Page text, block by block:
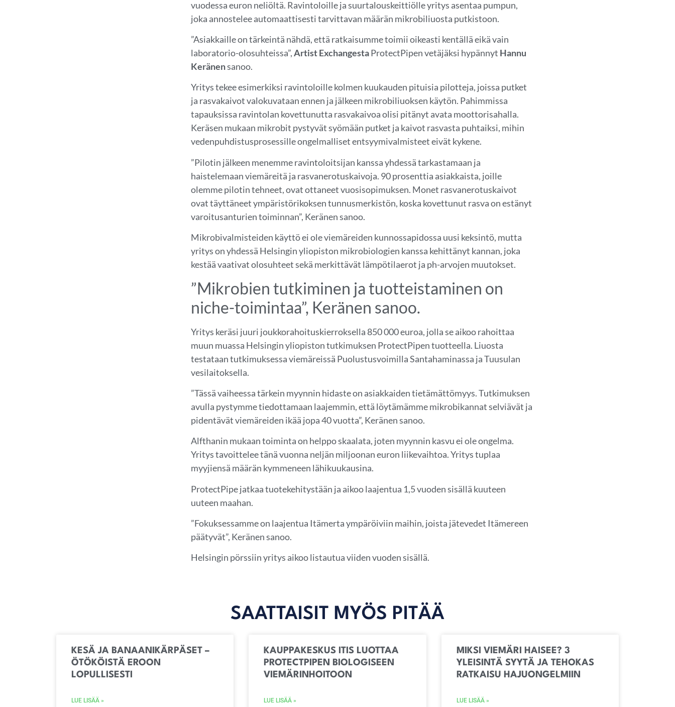
vuodessa euron neliöltä. Ravintoloille ja suurtalouskeittiölle yritys asentaa pumpun,
joka annostelee automaattisesti tarvittavan määrän mik­robiliuosta putkistoon.
”Asiakkaille on tärkeintä nähdä, että ratkaisumme toimii oikeasti kentällä eikä vain
laboratorio-olosuhteissa”,Artist ExchangestaProtectPipen vetäjäksi hypännyt Hannu
Keränensanoo.
Yritys tekee esimerkiksi ravintoloille kolmen kuukauden pituisia pilotteja, joissa putket
ja rasvakaivot valokuvataan ennen ja jälkeen mikrobiliuoksen käytön. Pahimmissa
tapauksissa ravintolan kovettunutta rasvakaivoa olisi pitänyt avata moottorisahalla.
Keräsen mukaan mikrobit pystyvät syömään putket ja kaivot rasvasta puhtaiksi, mihin
vedenpuhdistusprosessille ongelmalliset entsyymivalmisteet eivät kykene.
”Pilotin jälkeen menemme ravintoloitsijan kanssa yhdessä tarkastamaan ja
haistelemaan viemäreitä ja rasvanerotuskaivoja. 90 prosenttia asiakkaista, joille
olemme pilotin tehneet, ovat ottaneet vuosisopimuksen. Monet rasvanerotuskaivot
ovat täyttäneet ympäristörikoksen tunnusmerkistön, koska kovettunut rasva on estänyt
varoitusanturien toiminnan”, Keränen sanoo.
Mikrobivalmisteiden käyttö ei ole viemäreiden kunnossapidossa uusi keksintö, mutta
yritys on yhdessä Helsingin yliopiston mikrobiologien kanssa kehittänyt kannan, joka
kestää vaativat olosuhteet sekä merkittävät lämpötilaerot ja ph-arvojen muutokset.
”Mikrobien tutkiminen ja tuotteistaminen on
niche-toimintaa”, Keränen sanoo.
Yritys keräsi juuri joukkorahoituskierroksella 850 000 euroa, jolla se aikoo rahoittaa
muun muassa Helsingin yliopiston tutkimuksen ProtectPipen tuotteella. Liuosta
testataan tutkimuksessa viemäreissä Puolustusvoimilla Santahaminassa ja Tuusulan
vesilaitoksella.
”Tässä vaiheessa tärkein myynnin hidaste on asiakkaiden tietämättömyys. Tutkimuksen
avulla pystymme tiedottamaan laajemmin, että löytämämme mikrobikannat selviävät ja
pidentävät viemäreiden ikää jopa 40 vuotta”, Keränen sanoo.
Alfthanin mukaan toiminta on helppo skaalata, joten myynnin kasvu ei ole ongelma.
Yritys tavoittelee tänä vuonna neljän miljoonan euron liikevaihtoa. Yritys tuplaa
myyjiensä määrän kymmeneen lähikuukausina.
ProtectPipe jatkaa tuotekehitystään ja aikoo laajentua 1,5 vuoden sisällä kuuteen
uuteen maahan.
”Fokuksessamme on laajentua Itämerta ympäröiviin maihin, joista jätevedet Itämereen
päätyvät”, Keränen sanoo.
Helsingin pörssiin yritys aikoo listautua viiden vuoden sisällä.
SAATTAISIT MYÖS PITÄÄ
KESÄ JA BANAANIKÄRPÄSET –
ÖTÖKÖISTÄ EROON
LOPULLISESTI
LUE LISÄÄ »
KAUPPAKESKUS ITIS LUOTTAA
PROTECTPIPEN BIOLOGISEEN
VIEMÄRINHOITOON
LUE LISÄÄ »
MIKSI VIEMÄRI HAISEE? 3
YLEISINTÄ SYYTÄ JA TEHOKAS
RATKAISU HAJUONGELMIIN
LUE LISÄÄ »